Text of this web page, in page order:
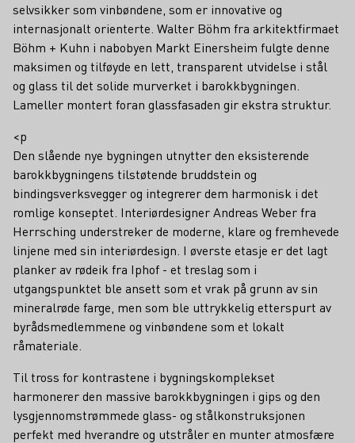
selvsikker som vinbøndene, som er innovative og
internasjonalt orienterte. Walter Böhm fra arkitektfirmaet
Böhm + Kuhn i nabobyen Markt Einersheim fulgte denne
maksimen og tilføyde en lett, transparent utvidelse i stål
og glass til det solide murverket i barokkbygningen.
Lameller montert foran glassfasaden gir ekstra struktur.
<p
Den slående nye bygningen utnytter den eksisterende
barokkbygningens tilstøtende bruddstein og
bindingsverksvegger og integrerer dem harmonisk i det
romlige konseptet. Interiørdesigner Andreas Weber fra
Herrsching understreker de moderne, klare og fremhevede
linjene med sin interiørdesign. I øverste etasje er det lagt
planker av rødeik fra Iphof - et treslag som i
utgangspunktet ble ansett som et vrak på grunn av sin
mineralrøde farge, men som ble uttrykkelig etterspurt av
byrådsmedlemmene og vinbøndene som et lokalt
råmateriale.
Til tross for kontrastene i bygningskomplekset
harmonerer den massive barokkbygningen i gips og den
lysgjennomstrømmede glass- og stålkonstruksjonen
perfekt med hverandre og utstråler en munter atmosfære